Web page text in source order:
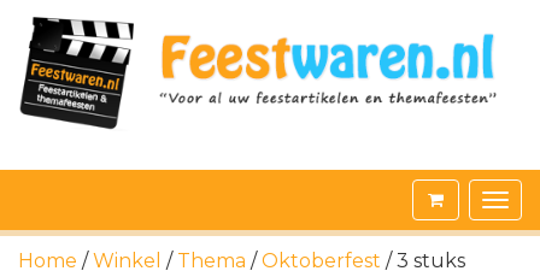
Home /Winkel / Thema /Oktoberfest / 3 stuks